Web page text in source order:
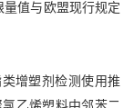
值与欧盟现行规定
增塑剂检测使用推
乙烯塑料中邻苯二